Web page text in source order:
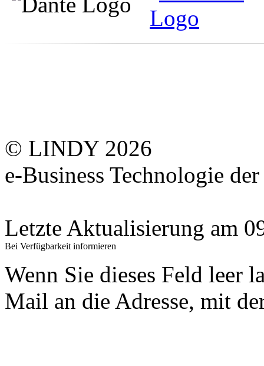
© LINDY 2026
e-Business Technologie
Letzte Aktualisierung am
Bei Verfügbarkeit informieren
Wenn Sie dieses Feld leer
Mail an die Adresse, mit